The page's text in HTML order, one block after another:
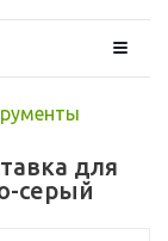
для
серый